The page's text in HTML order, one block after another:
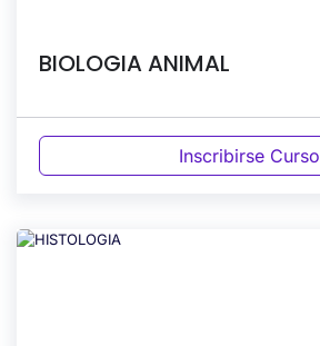
BIOLOGIA ANIMAL
Inscribirse Curso